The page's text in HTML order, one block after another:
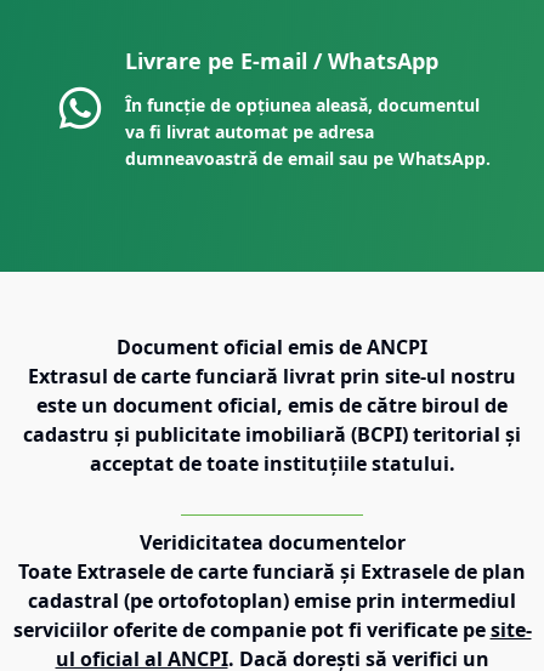
Livrare pe E-mail / WhatsApp
În funcție de opțiunea aleasă, documentul
va fi livrat automat pe adresa
dumneavoastră de email sau pe WhatsApp.
Document oficial emis de ANCPI
Extrasul de carte funciară livrat prin site-ul nostru
este un document oficial, emis de către biroul de
cadastru și publicitate imobiliară (BCPI) teritorial și
acceptat de toate instituțiile statului.
Veridicitatea documentelor
Toate Extrasele de carte funciară și Extrasele de plan
cadastral (pe ortofotoplan) emise prin intermediul
serviciilor oferite de companie pot fi verificate pe site-
ul oficial al ANCPI. Dacă dorești să verifici un